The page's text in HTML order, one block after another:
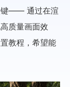
键—— 通过在渲
质量画面效
教程，希望能